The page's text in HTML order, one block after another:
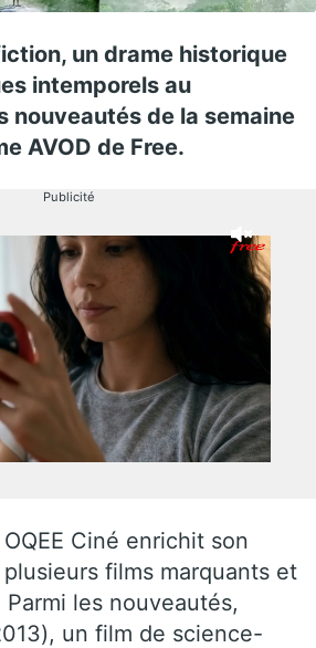
un drame historique
intemporels au
nouveautés de la semaine
AVOD de Free.
Publicité
Ciné enrichit son
films marquants et
les nouveautés,
un film de science-